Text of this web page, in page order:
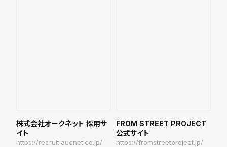
株式会社オークネット 採用サ
イト
https://recruit.aucnet.co.jp/
FROM STREET PROJECT
公式サイト
https://fromstreetproject.jp/